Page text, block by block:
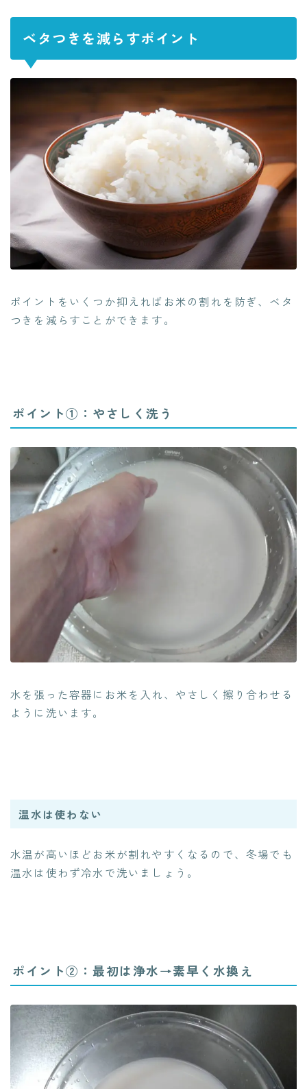
ベタつきを減らすポイント
ポイントをいくつか抑えればお米の割れを防ぎ、ベタ
つきを減らすことができます。
ポイント①：やさしく洗う
水を張った容器にお米を入れ、やさしく擦り合わせる
ように洗います。
温水は使わない
水温が高いほどお米が割れやすくなるので、冬場でも
温水は使わず冷水で洗いましょう。
ポイント②：最初は浄水→素早く水換え